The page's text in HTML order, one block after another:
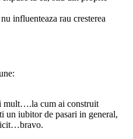
influenteaza rau cresterea
mult….la cum ai construit
un iubitor de pasari in general,